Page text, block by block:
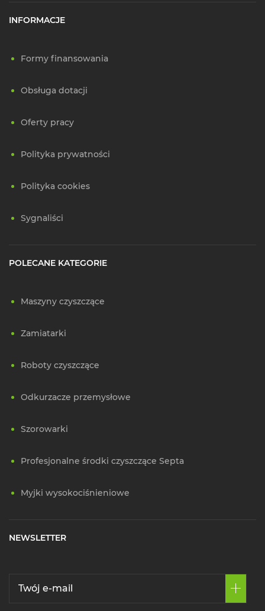
INFORMACJE
Formy finansowania
Obsługa dotacji
Oferty pracy
Polityka prywatności
Polityka cookies
Sygnaliści
POLECANE KATEGORIE
Maszyny czyszczące
Zamiatarki
Roboty czyszczące
Odkurzacze przemysłowe
Szorowarki
Profesjonalne środki czyszczące Septa
Myjki wysokociśnieniowe
NEWSLETTER